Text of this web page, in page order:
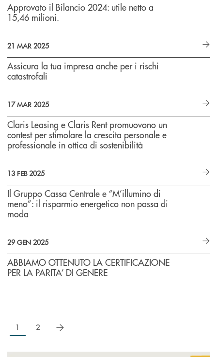
Approvato il Bilancio 2024: utile netto a
15,46 milioni.
21 MAR 2025
Assicura la tua impresa anche per i rischi
catastrofali
17 MAR 2025
Claris Leasing e Claris Rent promuovono un
contest per stimolare la crescita personale e
professionale in ottica di sostenibilità
13 FEB 2025
Il Gruppo Cassa Centrale e “M’illumino di
meno”: il risparmio energetico non passa di
moda
29 GEN 2025
ABBIAMO OTTENUTO LA CERTIFICAZIONE
PER LA PARITA’ DI GENERE
1 2 successivo